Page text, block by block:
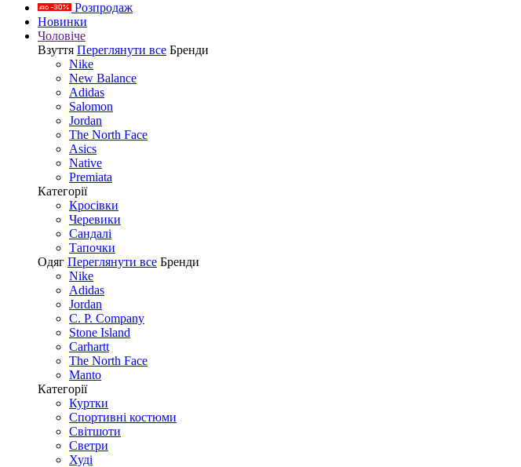
Розпродаж
Новинки
Чоловіче
Взуття Переглянути все Бренди
Nike
New Balance
Adidas
Salomon
Jordan
The North Face
Asics
Native
Premiata
Категорії
Кросівки
Черевики
Сандалі
Tапочки
Одяг Переглянути все Бренди
Nike
Adidas
Jordan
C. P. Company
Stone Island
Carhartt
The North Face
Manto
Категорії
Куртки
Спортивні костюми
Світшоти
Светри
Худі